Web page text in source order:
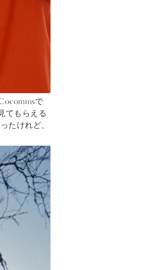
で
てもらえる
たけれど、